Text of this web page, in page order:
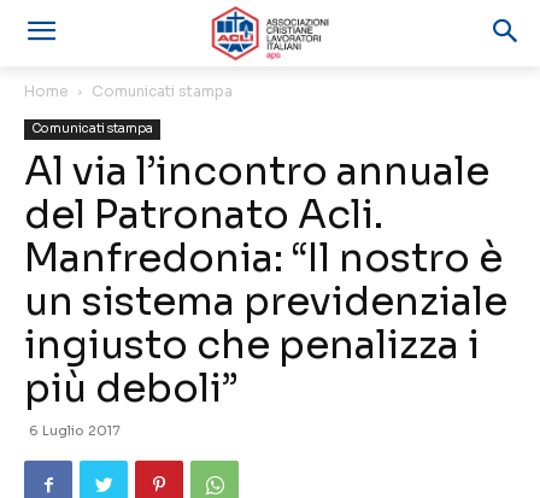
Home Comunicati stampa
Comunicati stampa
Al via l’incontro annuale
del Patronato Acli.
Manfredonia: “Il nostro è
un sistema previdenziale
ingiusto che penalizza i
più deboli”
6 Luglio 2017